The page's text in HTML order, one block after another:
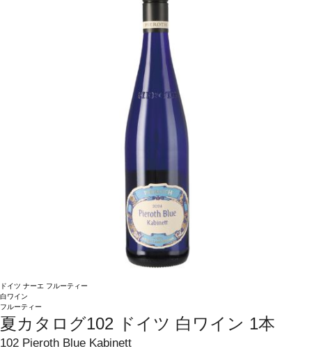
ドイツ ナーエ フルーティー
白ワイン
フルーティー
夏カタログ102 ドイツ 白ワイン 1本
102 Pieroth Blue Kabinett